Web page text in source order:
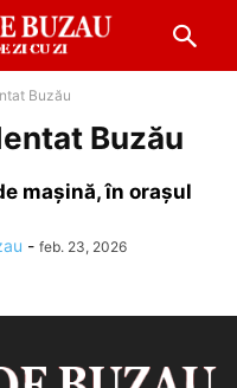
Buzău
Buzău
mașină, în orașul
- feb. 23, 2026